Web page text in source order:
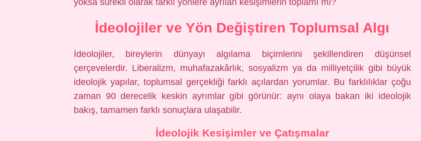
yoksa sürekli olarak farklı yönlere ayrılan kesişimlerin toplamı mı?
İdeolojiler ve Yön Değiştiren Toplumsal Algı
İdeolojiler, bireylerin dünyayı algılama biçimlerini şekillendiren düşünsel
çerçevelerdir. Liberalizm, muhafazakârlık, sosyalizm ya da milliyetçilik gibi büyük
ideolojik yapılar, toplumsal gerçekliği farklı açılardan yorumlar. Bu farklılıklar çoğu
zaman 90 derecelik keskin ayrımlar gibi görünür: aynı olaya bakan iki ideolojik
bakış, tamamen farklı sonuçlara ulaşabilir.
İdeolojik Kesişimler ve Çatışmalar